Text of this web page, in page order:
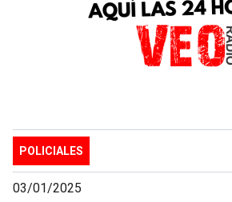
POLICIALES
03/01/2025